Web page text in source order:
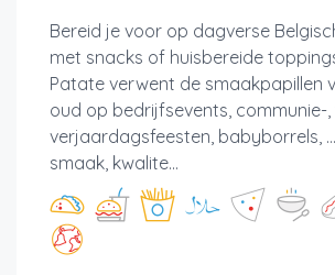
Bereid je voor op dagverse
met snacks of huisbereide
Patate verwent de smaakpapillen
oud op bedrijfsevents, communie-
verjaardagsfeesten, babyborrels,
smaak, kwalite...